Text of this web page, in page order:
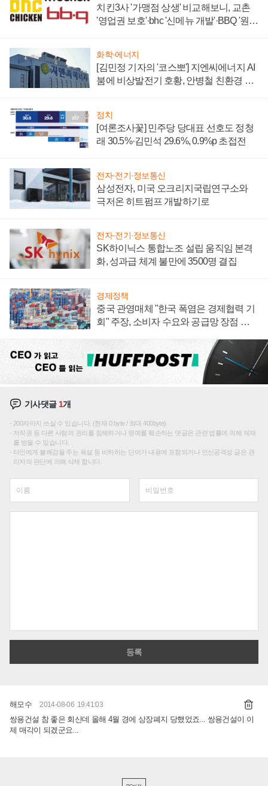
치킨3사 '가맹점 상생' 비교해보니, 교촌
'영업권 보호'·bhc '신메뉴 개발'·BBQ '원가
화학·에너지
[김민정 기자의 '코스뽀'] 지엔씨에너지 AI
붐에 비상발전기 호황, 안병철 친환경 에
정치
[여론조사꽃] 민주당 당대표 선호도 정청
래 30.5%·김민석 29.6%, 0.9%p 초접전
전자·전기·정보통신
삼성전자, 미국 오크리지국립연구소와
극저온 히트펌프 개발하기로
전자·전기·정보통신
SK하이닉스 통합노조 설립 움직임 본격
화, 성과급 체계 불만에 3500명 결집
경제정책
중국 관영매체 "한국 폭염은 경제협력 기
회" 주장, 소비자 수요와 공급망 장점 강
기사댓글 1개
200자까지 쓰실 수 있습니다. (현재 0 byte / 최대 400byte)
저작권 등 다른 사람의 권리를 침해하거나 명예를 훼손하는 댓글은 관련 법률에 의해 제재
를 받을 수 있습니다.
타인에게 불쾌감을 주는 욕설 등 비하하는 단어가 내용에 포함되거나 인신공격성 글은 관
리자의 판단에 의해 삭제 합니다.
해모수 2014-08-06 19:41:03
쌍용건설 참 좋은 회산데 올해 4월 경에 상장폐지 당했었죠... 쌍용건설이 이
제 매각이 되겠군요...